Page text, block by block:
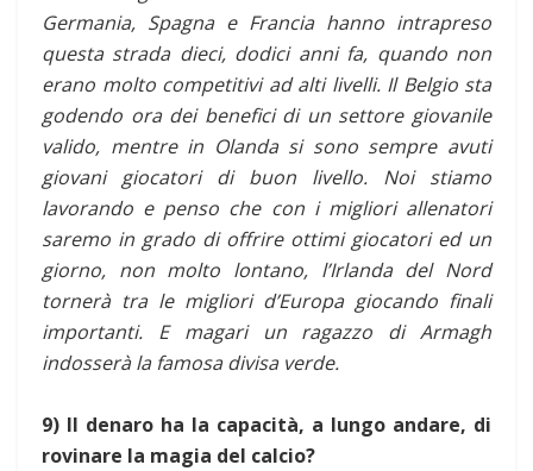
Germania, Spagna e Francia hanno intrapreso
questa strada dieci, dodici anni fa, quando non
erano molto competitivi ad alti livelli. Il Belgio sta
godendo ora dei benefici di un settore giovanile
valido, mentre in Olanda si sono sempre avuti
giovani giocatori di buon livello. Noi stiamo
lavorando e penso che con i migliori allenatori
saremo in grado di offrire ottimi giocatori ed un
giorno, non molto lontano, l’Irlanda del Nord
tornerà tra le migliori d’Europa giocando finali
importanti. E magari un ragazzo di Armagh
indosserà la famosa divisa verde.
9) Il denaro ha la capacità, a lungo andare, di
rovinare la magia del calcio?